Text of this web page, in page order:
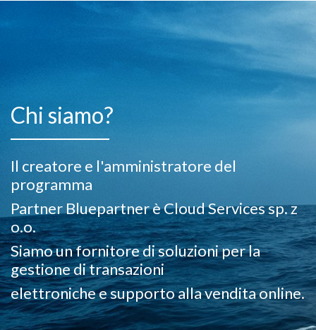
Chi siamo?
Il creatore e l'amministratore del
programma
Partner Bluepartner è Cloud Services sp. z
o.o.
Siamo un fornitore di soluzioni per la
gestione di transazioni
elettroniche e supporto alla vendita online.